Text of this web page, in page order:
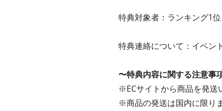
特典対象者：ランキング1位
特典連絡について：イベン
〜特典内容に関する注意事
※ECサイトから商品を発送
※商品の発送は国内に限りま